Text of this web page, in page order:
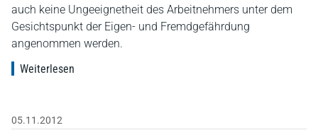
auch keine Ungeeignetheit des Arbeitnehmers unter dem
Gesichtspunkt der Eigen- und Fremdgefährdung
angenommen werden.
Weiterlesen
05.11.2012